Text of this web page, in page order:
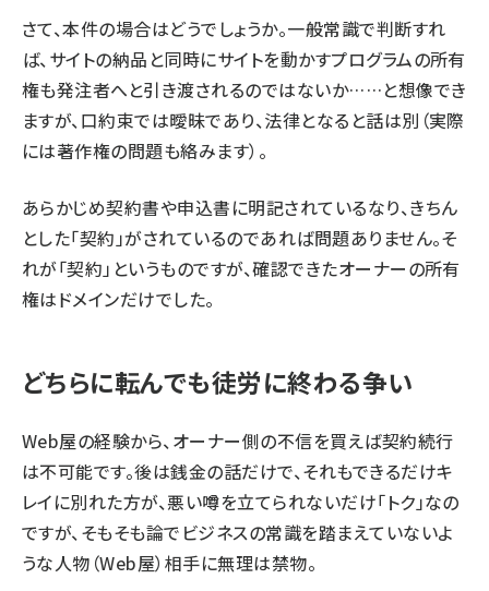
さて、本件の場合はどうでしょうか。一般常識で判断すれ
ば、サイトの納品と同時にサイトを動かすプログラムの所有
権も発注者へと引き渡されるのではないか……と想像でき
ますが、口約束では曖昧であり、法律となると話は別（実際
には著作権の問題も絡みます）。
あらかじめ契約書や申込書に明記されているなり、きちん
とした「契約」がされているのであれば問題ありません。そ
れが「契約」というものですが、確認できたオーナーの所有
権はドメインだけでした。
どちらに転んでも徒労に終わる争い
Web屋の経験から、オーナー側の不信を買えば契約続行
は不可能です。後は銭金の話だけで、それもできるだけキ
レイに別れた方が、悪い噂を立てられないだけ「トク」なの
ですが、そもそも論でビジネスの常識を踏まえていないよ
うな人物（Web屋）相手に無理は禁物。